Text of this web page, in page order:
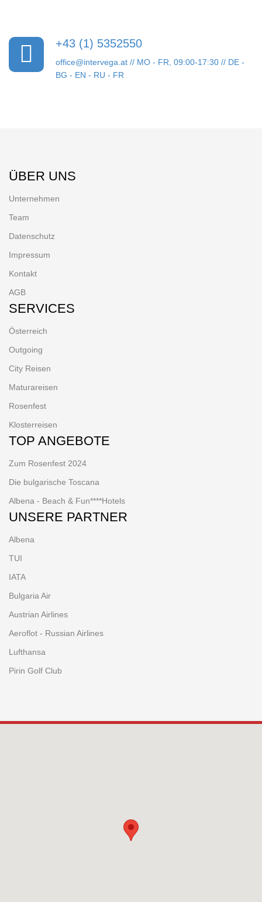
+43 (1) 5352550
office@intervega.at // MO - FR, 09:00-17:30 // DE -
BG - EN - RU - FR
ÜBER UNS
Unternehmen
Team
Datenschutz
Impressum
Kontakt
AGB
SERVICES
Österreich
Outgoing
City Reisen
Maturareisen
Rosenfest
Klosterreisen
TOP ANGEBOTE
Zum Rosenfest 2024
Die bulgarische Toscana
Albena - Beach & Fun****Hotels
UNSERE PARTNER
Albena
TUI
IATA
Bulgaria Air
Austrian Airlines
Aeroflot - Russian Airlines
Lufthansa
Pirin Golf Club